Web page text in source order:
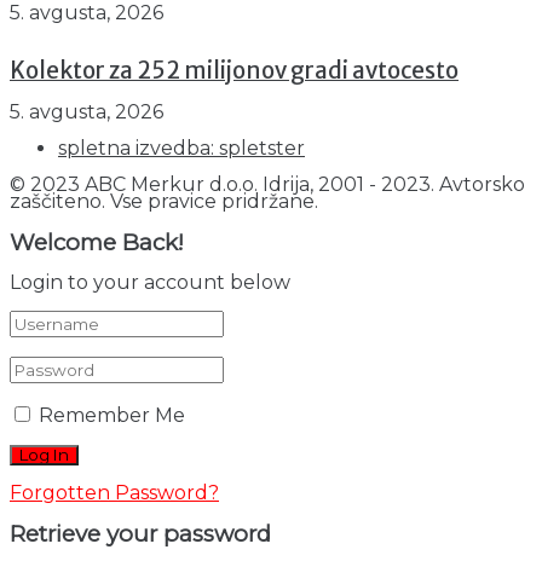
5. avgusta, 2026
Kolektor za 252 milijonov gradi avtocesto
5. avgusta, 2026
spletna izvedba: spletster
© 2023 ABC Merkur d.o.o. Idrija, 2001 - 2023. Avtorsko
zaščiteno. Vse pravice pridržane.
Welcome Back!
Login to your account below
Remember Me
Forgotten Password?
Retrieve your password